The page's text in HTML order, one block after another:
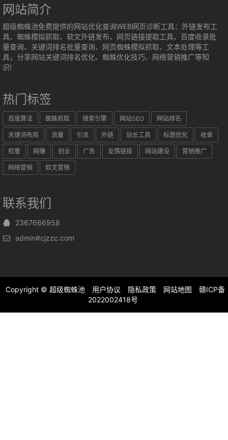
网站简介
超级蜘蛛池免费提供的网站优化查询WEB网页诊断工具：外链发布工
具、蜘蛛模拟抓取、软文外链发布、网页链接提取工具、百度收录批
量查询、关键词排名批量查询、网页蜘蛛模拟抓取、文本处理等工
具，分享网站关键词排名优化、蜘蛛优化技巧、网络营销推广等知
识!
热门标签
百度算法 蜘蛛抓取 搜索引擎 网站SEO 网站排名
关键词布局 流量 引流 外链 站长工具 标题优化 收录
权重 网赚 创业 广告 友情链接 网站建设 营销推广
网络营销 软文营销
联系我们
2367666958
admin#cjzzc.com
Copyright © 超级蜘蛛池 用户协议 隐私政策 网站地图
赣ICP备
2022002418号